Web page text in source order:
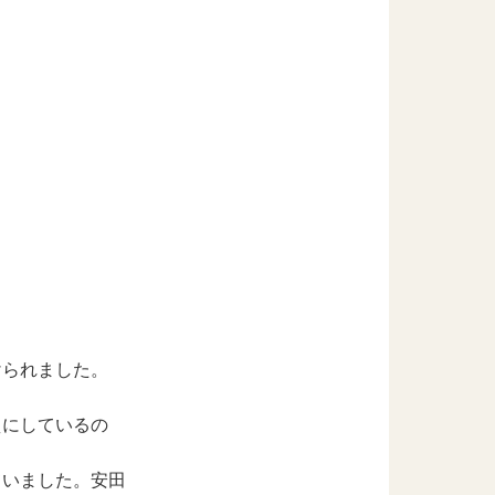
れました。
しているの
ました。安田